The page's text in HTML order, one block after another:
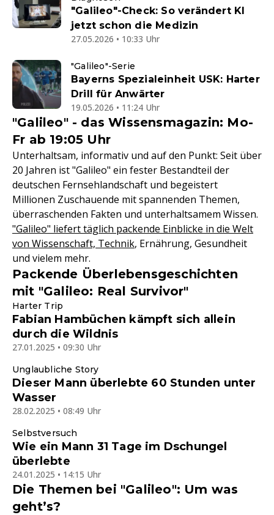
"Galileo"-Check: So verändert KI
jetzt schon die Medizin
27.05.2026 • 10:33 Uhr
"Galileo"-Serie
Bayerns Spezialeinheit USK: Harter
Drill für Anwärter
19.05.2026 • 11:24 Uhr
"Galileo" - das Wissensmagazin: Mo-
Fr ab 19:05 Uhr
Unterhaltsam, informativ und auf den Punkt: Seit über
20 Jahren ist "Galileo" ein fester Bestandteil der
deutschen Fernsehlandschaft und begeistert
Millionen Zuschauende mit spannenden Themen,
überraschenden Fakten und unterhaltsamem Wissen.
"Galileo" liefert täglich packende Einblicke in die Welt
von Wissenschaft, Technik, Ernährung, Gesundheit
und vielem mehr.
Packende Überlebensgeschichten
mit "Galileo: Real Survivor"
Harter Trip
Fabian Hambüchen kämpft sich allein
durch die Wildnis
27.01.2025 • 09:30 Uhr
Unglaubliche Story
Dieser Mann überlebte 60 Stunden unter
Wasser
28.02.2025 • 08:49 Uhr
Selbstversuch
Wie ein Mann 31 Tage im Dschungel
überlebte
24.01.2025 • 14:15 Uhr
Die Themen bei "Galileo": Um was
geht’s?